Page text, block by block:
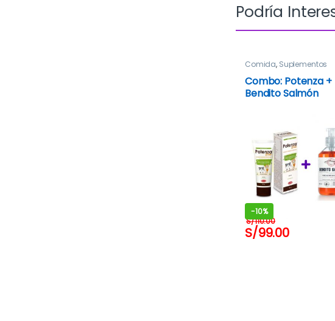
Podría
Comida, Suplementos
Combo: Potenza +
Bendito Salmón
-10%
S/99.00
S/110.00